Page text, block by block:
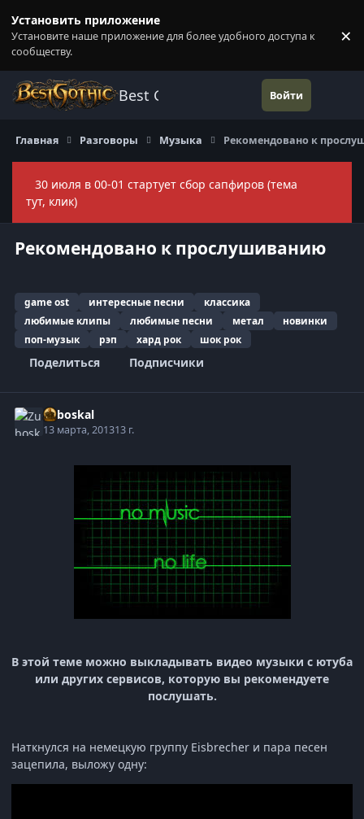
Установить приложение
Установите наше приложение для более удобного доступа к
сообществу.
×
Best Gothic Forums Войти
Главная Разговоры Музыка Рекомендовано к
30 июля в 00-01 стартует сбор сапфиров (тема
тут, клик)
Рекомендовано к прослушиванию
game ost интересные песни
классика
любимые клипы
любимые песни метал
новинки
поп-музык
рэп хард рок шок рок
Поделиться Подписчики
Zuboskal
13 марта, 201313 г.
В этой теме можно выкладывать видео музыки с ютуба
или других сервисов, которую вы рекомендуете
послушать.
Наткнулся на немецкую группу Eisbrecher и пара песен
зацепила, выложу одну: